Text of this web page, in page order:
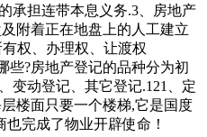
承担连带本息义务.3、房地产
附着正在地盘上的人工建立
权、办理权、让渡权
些?房地产登记的品种分为初
变动登记、其它登记.121、定
楼面只要一个楼梯,它是国度
完成了物业开辟使命！